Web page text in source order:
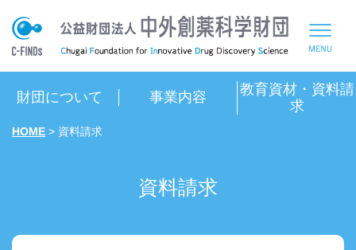
財団について 事業内容
教育資材・資料請
求
HOME > 資料請求
資料請求